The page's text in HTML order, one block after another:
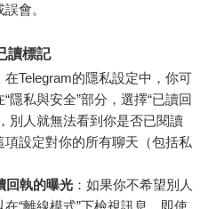
會。
讀標記
在Telegram的隱私設定中，你可
隱私與安全”部分，選擇“已讀回
別人就無法看到你是否已閱讀
設定對你的所有聊天（包括私
回執的曝光 ：如果你不希望別人
“離線模式”下檢視訊息。即使